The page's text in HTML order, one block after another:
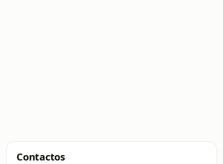
Contactos